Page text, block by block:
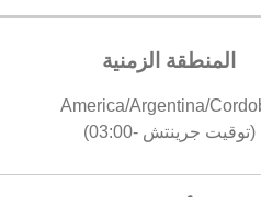
المنطقة الزمنية
America/Argentina/
(توقيت جرينتش -03:00)